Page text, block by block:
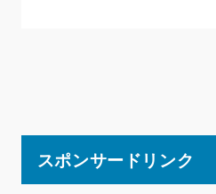
スポンサードリンク